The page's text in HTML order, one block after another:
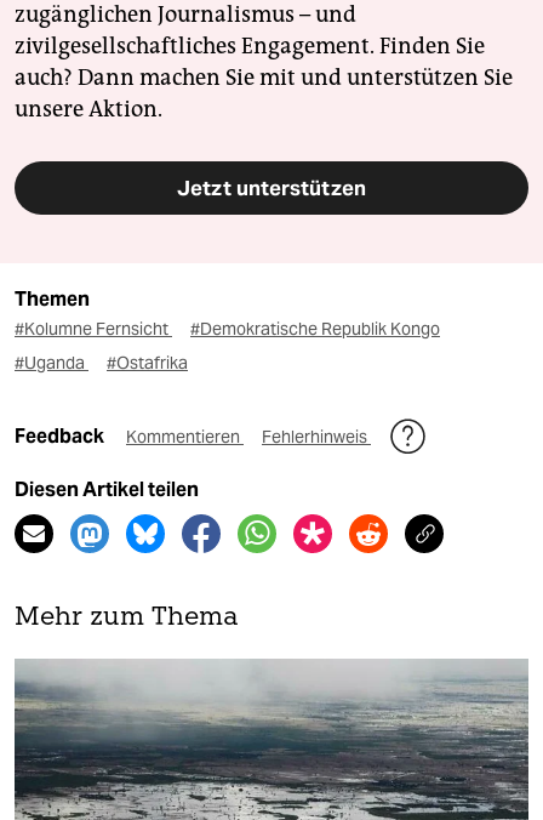
zugänglichen Journalismus – und
zivilgesellschaftliches Engagement. Finden Sie
auch? Dann machen Sie mit und unterstützen Sie
unsere Aktion.
Jetzt unterstützen
Themen
#Kolumne Fernsicht
#Demokratische Republik Kongo
#Uganda
#Ostafrika
Feedback Kommentieren Fehlerhinweis
Diesen Artikel teilen
Mehr zum Thema